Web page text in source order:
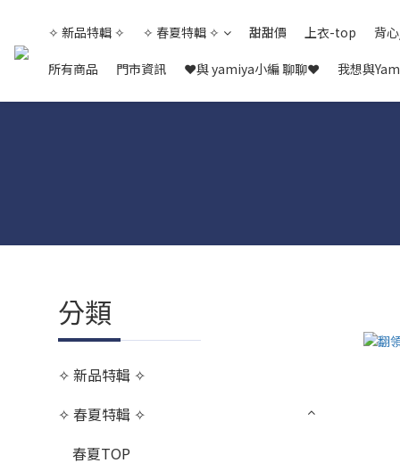
✧ 新品特輯 ✧ ✧ 春夏特輯 ✧ 甜甜價 上衣-top 背
所有商品 門市資訊 ❤與 yamiya小編 聊聊❤ 我想與
分類
✧ 新品特輯 ✧
✧ 春夏特輯 ✧
春夏TOP